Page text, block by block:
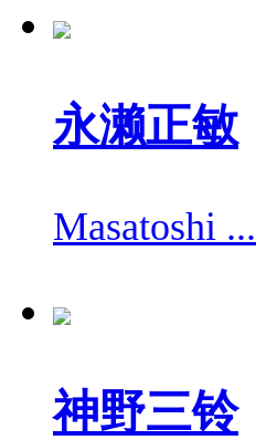
永濑正敏
Masatoshi ...
神野三铃